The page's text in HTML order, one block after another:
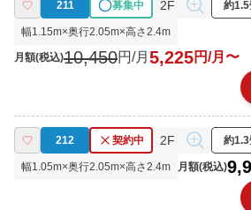
211 募集中 2F 約1.5
幅1.15m×奥行2.05m×高さ2.4m
月額(税込)10,450円/月 5,225円/月〜
212 契約中 2F 約1.3
幅1.05m×奥行2.05m×高さ2.4m 月額(税込)